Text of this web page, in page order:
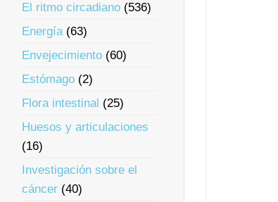
El ritmo circadiano (536)
Energía(63)
Envejecimiento (60)
Estómago (2)
Flora intestinal (25)
Huesos y articulaciones
(16)
Investigación sobre el
cáncer (40)